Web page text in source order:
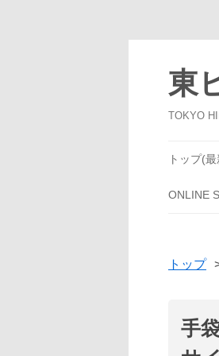
東
TOKYO
トップ(
ONLINE
トップ
手